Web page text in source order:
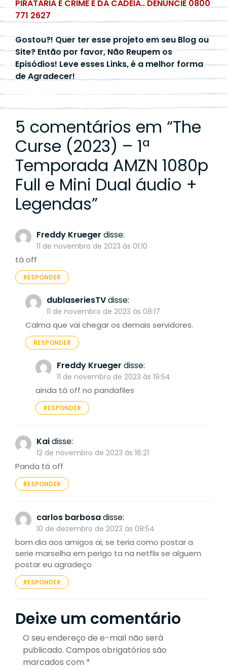
PIRATARIA É CRIME E DÁ CADEIA.. DENUNCIE 0800
771 2627
Gostou?! Quer ter esse projeto em seu Blog ou
Site? Então por favor, Não Reupem os
Episódios! Leve esses Links, é a melhor forma
de Agradecer!
5 comentários em “The
Curse (2023) – 1ª
Temporada AMZN 1080p
Full e Mini Dual áudio +
Legendas”
Freddy Krueger disse:
11 de novembro de 2023 às 01:10
tá off
RESPONDER
dublaseriesTVdisse:
11 de novembro de 2023 às 08:17
Calma que vai chegar os demais servidores.
RESPONDER
Freddy Krueger disse:
11 de novembro de 2023 às 19:54
ainda tá off no pandafiles
RESPONDER
Kaidisse:
12 de novembro de 2023 às 16:21
Panda tá off
RESPONDER
carlos barbosadisse:
10 de dezembro de 2023 às 08:54
bom dia aos amigos ai, se teria como postar a
serie marselha em perigo ta na netflix se alguem
postar eu agradeço
RESPONDER
Deixe um comentário
O seu endereço de e-mail não será
publicado. Campos obrigatórios são
marcados com *